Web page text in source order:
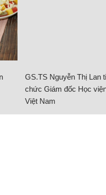
GS.TS Nguyễn Thị Lan
chức Giám đốc Học
Việt Nam